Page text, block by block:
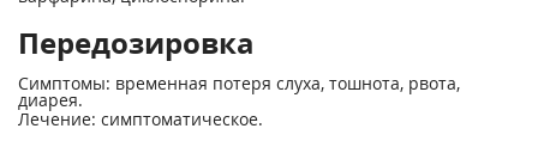
Передозировка
Симптомы: временная потеря слуха, тошнота, рвота,
диарея.
Лечение: симптоматическое.